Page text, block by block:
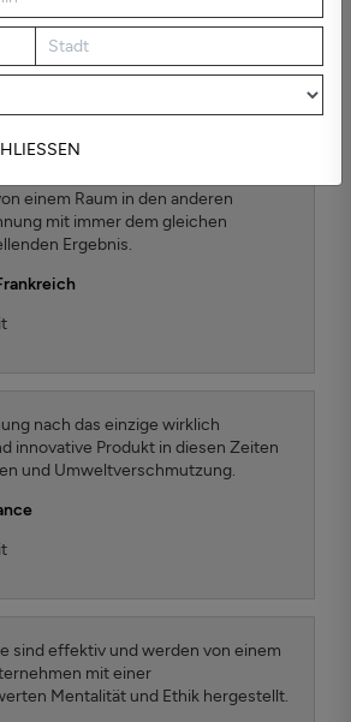
betriebsbereit in weniger als 10
haben einen TEQOYA T450 gekauft,
Luftqualität für unser Kind zu
Um die Effizienz zu testen, haben
der TEQOYA T450 Luftreiniger
die in der Luft schweben,
einem Raum in den anderen
mit immer dem gleichen
Ergebnis.
nach das einzige wirklich
innovative Produkt in diesen Zeiten
und Umweltverschmutzung.
sind effektiv und werden von einem
mit einer
Mentalität und Ethik hergestellt.